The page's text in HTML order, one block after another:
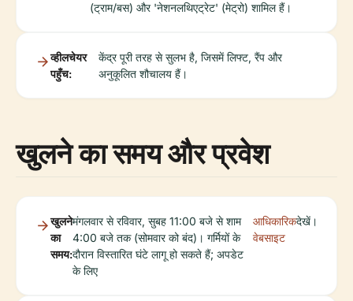
(ट्राम/बस) और 'नेशनलथिएट्रेट' (मेट्रो) शामिल हैं।
व्हीलचेयर
पहुँच:
केंद्र पूरी तरह से सुलभ है, जिसमें लिफ्ट, रैंप और
अनुकूलित शौचालय हैं।
खुलने का समय और प्रवेश
खुलने
का
समय:
मंगलवार से रविवार, सुबह 11:00 बजे से शाम
4:00 बजे तक (सोमवार को बंद)। गर्मियों के
दौरान विस्तारित घंटे लागू हो सकते हैं; अपडेट
के लिए
आधिकारिक
वेबसाइट
देखें।